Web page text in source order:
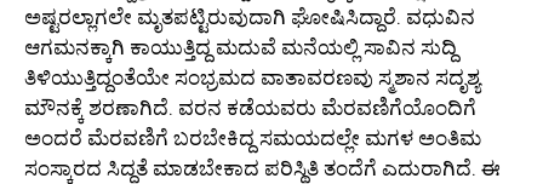
ಅಷ್ಟರಲ್ಲಾಗಲೇ ಮೃತಪಟ್ಟಿರುವುದಾಗಿ ಘೋಷಿಸಿದ್ದಾರೆ. ವಧುವಿನ
ಆಗಮನಕ್ಕಾಗಿ ಕಾಯುತ್ತಿದ್ದ ಮದುವೆ ಮನೆಯಲ್ಲಿ ಸಾವಿನ ಸುದ್ದಿ
ತಿಳಿಯುತ್ತಿದ್ದಂತೆಯೇ ಸಂಭ್ರಮದ ವಾತಾವರಣವು ಸ್ಮಶಾನ ಸದೃಶ್ಯ
ಮೌನಕ್ಕೆ ಶರಣಾಗಿದೆ. ವರನ ಕಡೆಯವರು ಮೆರವಣಿಗೆಯೊಂದಿಗೆ
ಅಂದರೆ ಮೆರವಣಿಗೆ ಬರಬೇಕಿದ್ದ ಸಮಯದಲ್ಲೇ ಮಗಳ ಅಂತಿಮ
ಸಂಸ್ಕಾರದ ಸಿದ್ಧತೆ ಮಾಡಬೇಕಾದ ಪರಿಸ್ಥಿತಿ ತಂದೆಗೆ ಎದುರಾಗಿದೆ. ಈ